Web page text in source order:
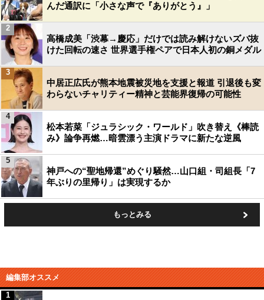
んだ通訳に「小さな声で『ありがとう』」
高橋成美「渋幕→慶応」だけでは読み解けないズバ抜
けた回転の速さ 世界選手権ペアで日本人初の銅メダル
2
中居正広氏が熊本地震被災地を支援と報道 引退後も変
わらないチャリティー精神と芸能界復帰の可能性
3
松本若菜「ジュラシック・ワールド」吹き替え《棒読
み》論争再燃…暗雲漂う主演ドラマに新たな逆風
4
神戸への“聖地帰還”めぐり騒然…山口組・司組長「7
年ぶりの里帰り」は実現するか
5
もっとみる
編集部オススメ
1